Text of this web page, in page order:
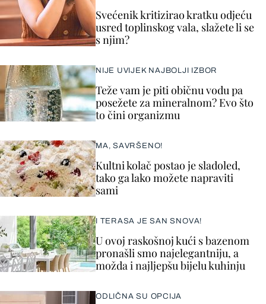
Svećenik kritizirao kratku odjeću
usred toplinskog vala, slažete li se
s njim?
NIJE UVIJEK NAJBOLJI IZBOR
Teže vam je piti običnu vodu pa
posežete za mineralnom? Evo što
to čini organizmu
MA, SAVRŠENO!
Kultni kolač postao je sladoled,
tako ga lako možete napraviti
sami
I TERASA JE SAN SNOVA!
U ovoj raskošnoj kući s bazenom
pronašli smo najelegantniju, a
možda i najljepšu bijelu kuhinju
ODLIČNA SU OPCIJA